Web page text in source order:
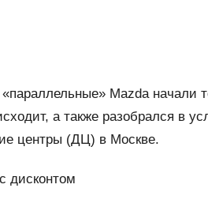
Mazda начали
а также разобрался в
центры (ДЦ) в Москве.
дисконтом